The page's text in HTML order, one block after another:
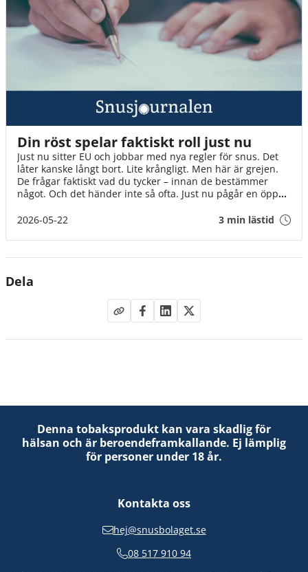
Din röst spelar faktiskt roll just nu
Just nu sitter EU och jobbar med nya regler för snus. Det
låter kanske långt bort. Lite krångligt. Men här är grejen.
De frågar faktiskt vad du tycker – innan de bestämmer
något. Och det händer inte så ofta. Just nu pågår en öppen
organisationer, utan helt vanliga människor. Som du. Det
din.
2026-05-22 3 min lästid
Dela
Denna tobaksprodukt kan vara skadlig för
hälsan och är beroendeframkallande. Ej lämplig
för personer under 18 år.
Kontakta oss
hej@snusbolaget.se
08 517 910 94